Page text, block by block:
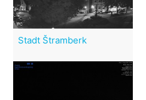
Stadt Štramberk